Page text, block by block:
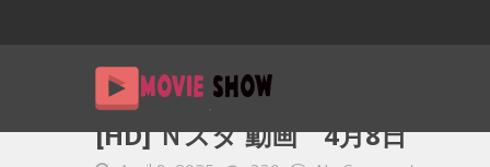
Home
[HD] Ｎスタ 動画 4月8日